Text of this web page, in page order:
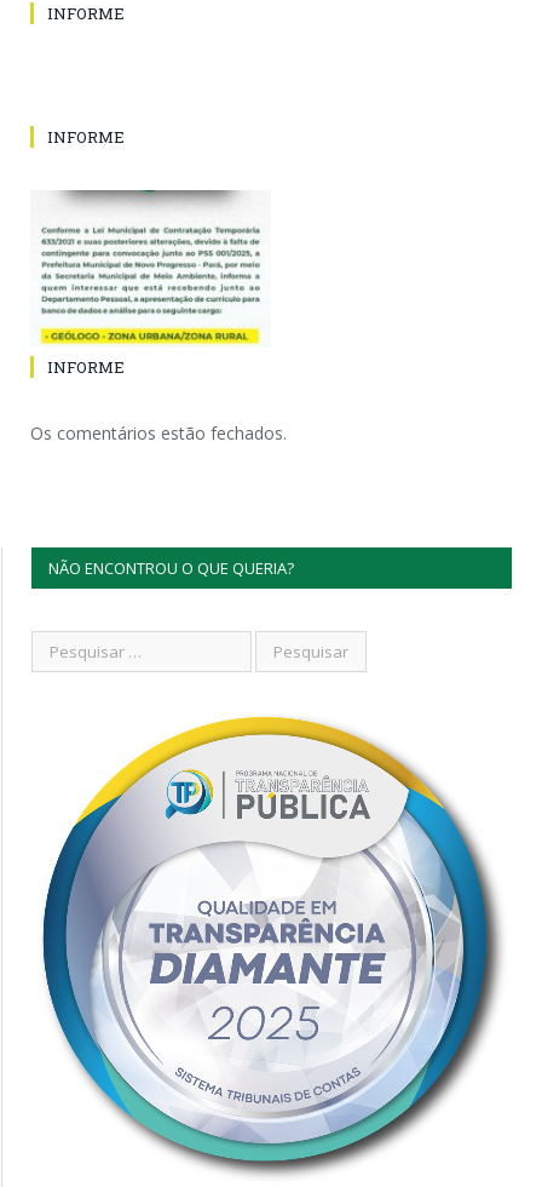
INFORME
INFORME
INFORME
Os comentários estão fechados.
NÃO ENCONTROU O QUE QUERIA?